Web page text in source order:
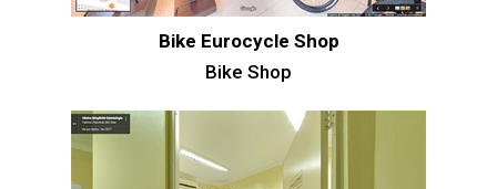
Bike Eurocycle Shop
Bike Shop